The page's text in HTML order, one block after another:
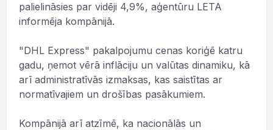
palielināsies par vidēji 4,9%, aģentūru LETA
informēja kompānijā.
"DHL Express" pakalpojumu cenas koriģē katru
gadu, ņemot vērā inflāciju un valūtas dinamiku, kā
arī administratīvās izmaksas, kas saistītas ar
normatīvajiem un drošības pasākumiem.
Kompānijā arī atzīmē, ka nacionālās un